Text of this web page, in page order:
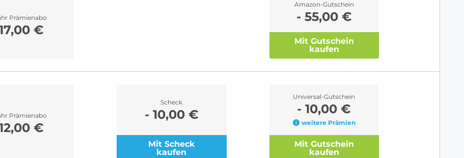
Prämienabo
€
Amazon-Gutschein
- 55,00 €
Mit Gutschein
kaufen
Prämienabo
€
Scheck
- 10,00 €
Mit Scheck
kaufen
Universal-Gutschein
- 10,00 €
weitere Prämien
Mit Gutschein
kaufen